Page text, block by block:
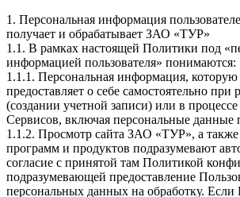
1. Персональная информация
получает и обрабатывает ЗАО «ТУР»
1.1. В рамках настоящей Политики под
информацией пользователя» понимаются:
1.1.1. Персональная информация, которую
предоставляет о себе самостоятельно при
(создании учетной записи) или в
Сервисов, включая персональные данные
1.1.2. Просмотр сайта ЗАО «ТУР», а также
программ и продуктов подразумевают
согласие с принятой там Политикой
подразумевающей предоставление
персональных данных на обработку. Если